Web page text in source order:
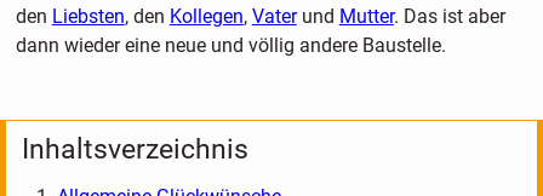
den Liebsten, den Kollegen, Vaterund Mutter. Das ist aber
dann wieder eine neue und völlig andere Baustelle.
Inhaltsverzeichnis